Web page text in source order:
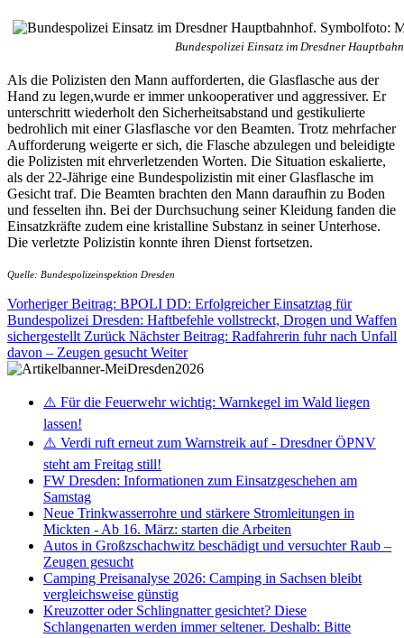
Bundespolizei Einsatz im Dresdner
Als die Polizisten den Mann aufforderten, die Glasflasche aus der
Hand zu legen,wurde er immer unkooperativer und aggressiver. Er
unterschritt wiederholt den Sicherheitsabstand und gestikulierte
bedrohlich mit einer Glasflasche vor den Beamten. Trotz mehrfacher
Aufforderung weigerte er sich, die Flasche abzulegen und beleidigte
die Polizisten mit ehrverletzenden Worten. Die Situation eskalierte,
als der 22-Jährige eine Bundespolizistin mit einer Glasflasche im
Gesicht traf. Die Beamten brachten den Mann daraufhin zu Boden
und fesselten ihn. Bei der Durchsuchung seiner Kleidung fanden die
Einsatzkräfte zudem eine kristalline Substanz in seiner Unterhose.
Die verletzte Polizistin konnte ihren Dienst fortsetzen.
Quelle: Bundespolizeinspektion Dresden
Vorheriger Beitrag: BPOLI DD: Erfolgreicher Einsatztag für
Bundespolizei Dresden: Haftbefehle vollstreckt, Drogen und Waffen
sichergestellt Zurück Nächster Beitrag: Radfahrerin fuhr nach Unfall
davon – Zeugen gesucht Weiter
⚠️ Für die Feuerwehr wichtig: Warnkegel im Wald liegen
lassen!
⚠️ Verdi ruft erneut zum Warnstreik auf - Dresdner ÖPNV
steht am Freitag still!
FW Dresden: Informationen zum Einsatzgeschehen am
Samstag
Neue Trinkwasserrohre und stärkere Stromleitungen in
Mickten - Ab 16. März: starten die Arbeiten
Autos in Großzschachwitz beschädigt und versuchter Raub –
Zeugen gesucht
Camping Preisanalyse 2026: Camping in Sachsen bleibt
vergleichsweise günstig
Kreuzotter oder Schlingnatter gesichtet? Diese
Schlangenarten werden immer seltener. Deshalb: Bitte